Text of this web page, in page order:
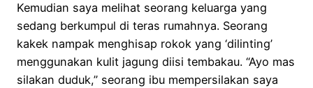
Kemudian saya melihat seorang keluarga yang
sedang berkumpul di teras rumahnya. Seorang
kakek nampak menghisap rokok yang ‘dilinting’
menggunakan kulit jagung diisi tembakau. “Ayo mas
silakan duduk,” seorang ibu mempersilakan saya